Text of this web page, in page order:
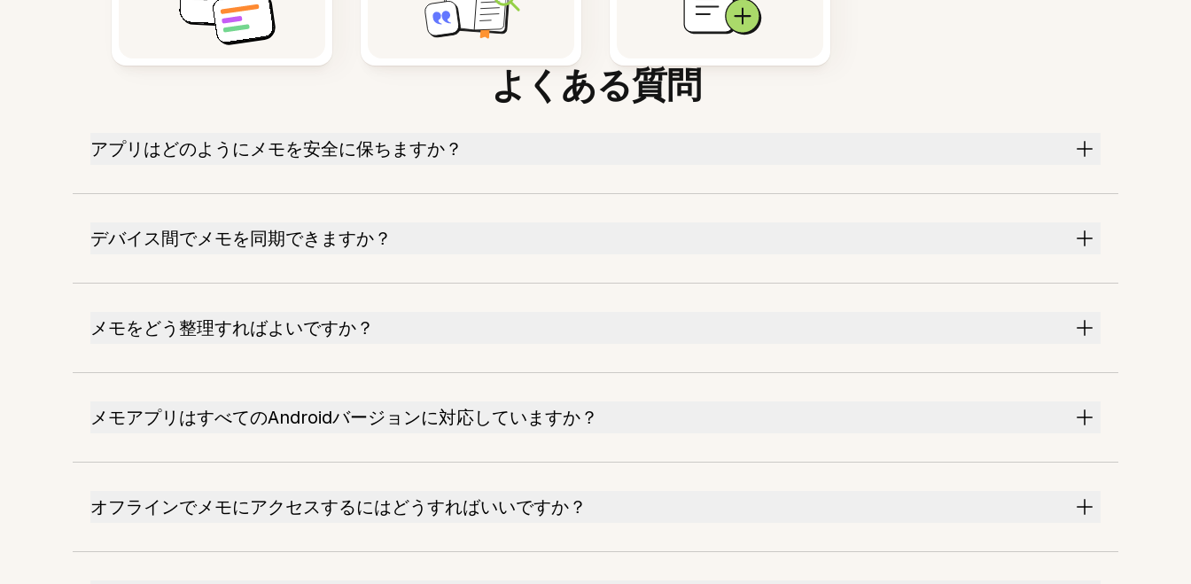
よくある質問
アプリはどのようにメモを安全に保ちますか？
デバイス間でメモを同期できますか？
メモをどう整理すればよいですか？
メモアプリはすべてのAndroidバージョンに対応していますか？
オフラインでメモにアクセスするにはどうすればいいですか？